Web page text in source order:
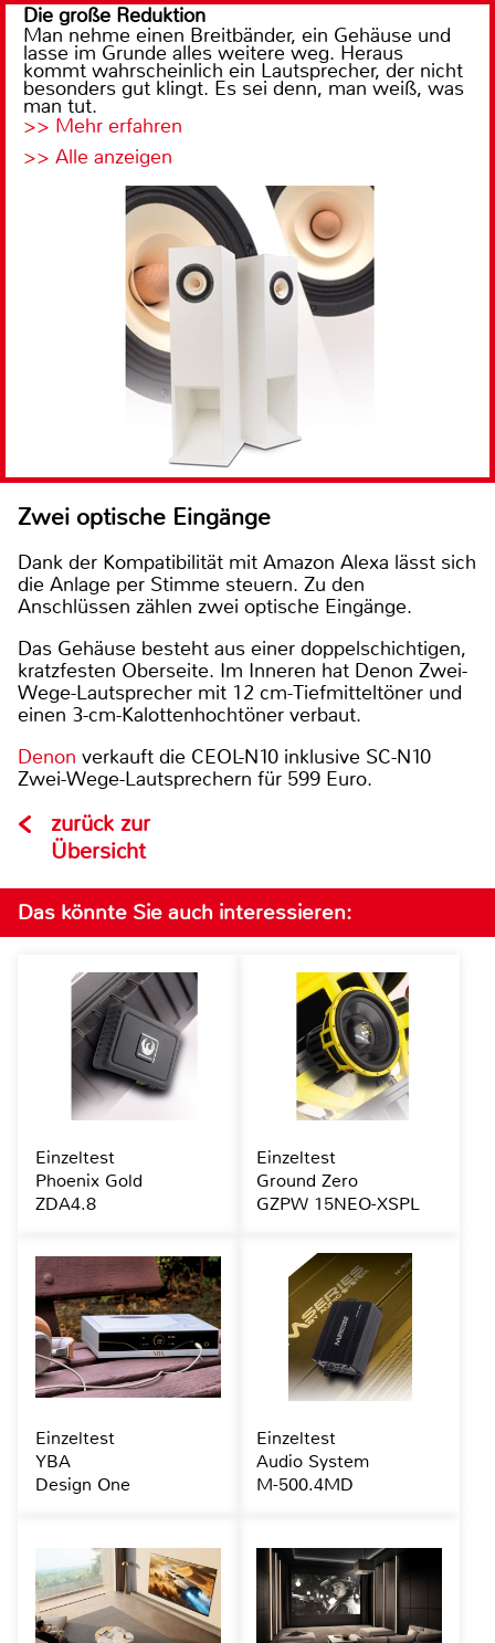
Die große Reduktion
Man nehme einen Breitbänder, ein Gehäuse und
lasse im Grunde alles weitere weg. Heraus
kommt wahrscheinlich ein Lautsprecher, der nicht
besonders gut klingt. Es sei denn, man weiß, was
man tut.
>> Mehr erfahren
>> Alle anzeigen
Zwei optische Eingänge
Dank der Kompatibilität mit Amazon Alexa lässt sich
die Anlage per Stimme steuern. Zu den
Anschlüssen zählen zwei optische Eingänge.
Das Gehäuse besteht aus einer doppelschichtigen,
kratzfesten Oberseite. Im Inneren hat Denon Zwei-
Wege-Lautsprecher mit 12 cm-Tiefmitteltöner und
einen 3-cm-Kalottenhochtöner verbaut.
Denon verkauft die CEOL-N10 inklusive SC-N10
Zwei-Wege-Lautsprechern für 599 Euro.
zurück zur
Übersicht
Das könnte Sie auch interessieren:
Einzeltest
Phoenix Gold
ZDA4.8
Einzeltest
Ground Zero
GZPW 15NEO-XSPL
Einzeltest
YBA
Design One
Einzeltest
Audio System
M-500.4MD